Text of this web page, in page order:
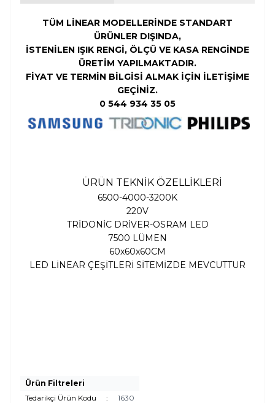
TÜM LİNEAR MODELLERİNDE STANDART
ÜRÜNLER DIŞINDA,
İSTENİLEN IŞIK RENGİ, ÖLÇÜ VE KASA RENGİNDE
ÜRETİM YAPILMAKTADIR.
FİYAT VE TERMİN BİLGİSİ ALMAK İÇİN İLETİŞİME
GEÇİNİZ.
0 544 934 35 05
ÜRÜN TEKNİK ÖZELLİKLERİ
6500-4000-3200K
220V
TRİDONİC DRİVER-OSRAM LED
7500 LÜMEN
60x60x60CM
LED LİNEAR ÇEŞİTLERİ SİTEMİZDE MEVCUTTUR
Ürün Filtreleri
Tedarikçi Ürün Kodu
: 1630